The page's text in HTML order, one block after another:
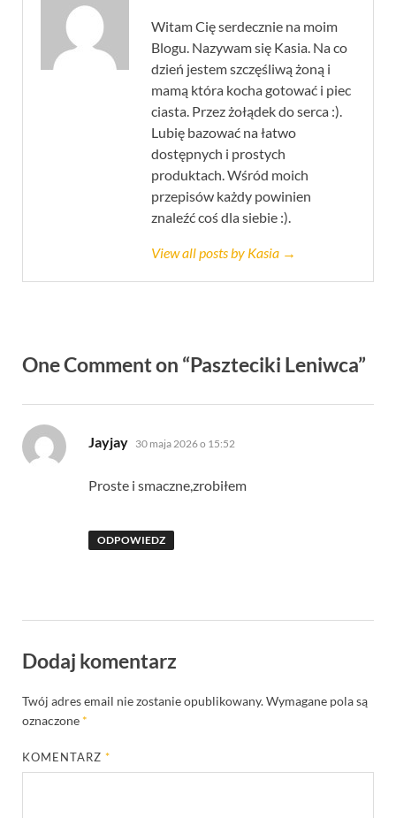
Witam Cię serdecznie na moim
Blogu. Nazywam się Kasia. Na co
dzień jestem szczęśliwą żoną i
mamą która kocha gotować i piec
ciasta. Przez żołądek do serca :).
Lubię bazować na łatwo
dostępnych i prostych
produktach. Wśród moich
przepisów każdy powinien
znaleźć coś dla siebie :).
View all posts by Kasia →
One Comment on “Paszteciki Leniwca”
Jayjay pisze:
30 maja 2026 o 15:52
Proste i smaczne,zrobiłem
ODPOWIEDZ
Dodaj komentarz
Twój adres email nie zostanie opublikowany.Wymagane pola są
oznaczone *
KOMENTARZ*